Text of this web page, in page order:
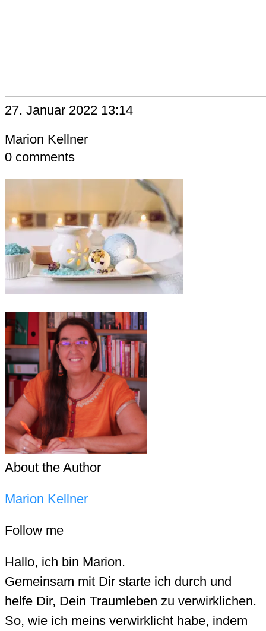
27. Januar 2022 13:14
Marion Kellner
0 comments
About the Author
Marion Kellner
Follow me
Hallo, ich bin Marion.
Gemeinsam mit Dir starte ich durch und
helfe Dir, Dein Traumleben zu verwirklichen.
So, wie ich meins verwirklicht habe, indem